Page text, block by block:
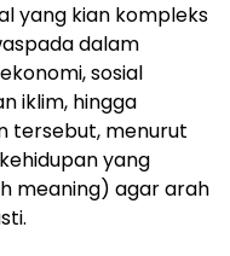
yang kian kompleks
dalam
sosial
iklim, hingga
tersebut, menurut
yang
meaning) agar arah